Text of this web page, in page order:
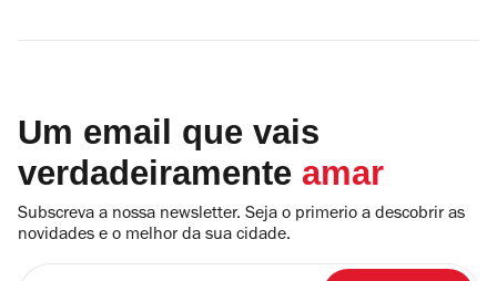
Um email que vais
verdadeiramente amar
Subscreva a nossa newsletter. Seja o primerio a descobrir as
novidades e o melhor da sua cidade.